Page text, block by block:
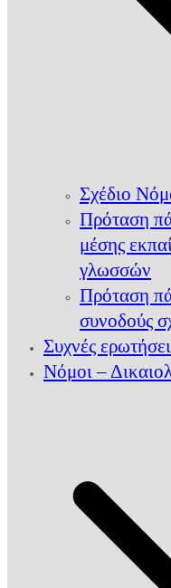
Σχέδιο
Πρόταση
μέσης
γλωσσών
Πρόταση
συνοδούς
Συχνές
Νόμοι –